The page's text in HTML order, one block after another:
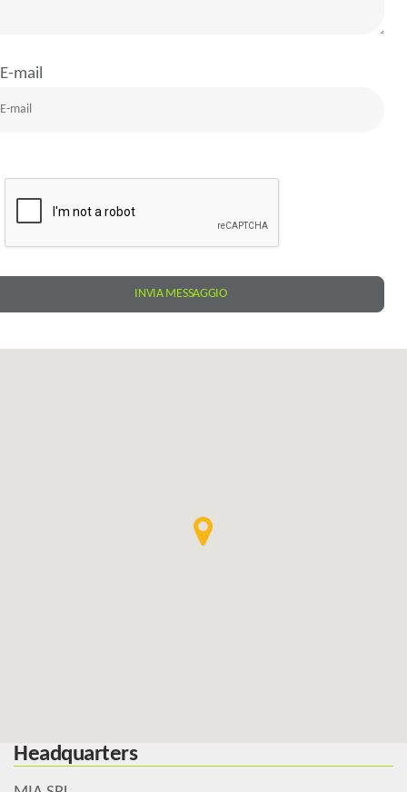
E-mail
INVIA MESSAGGIO
Headquarters